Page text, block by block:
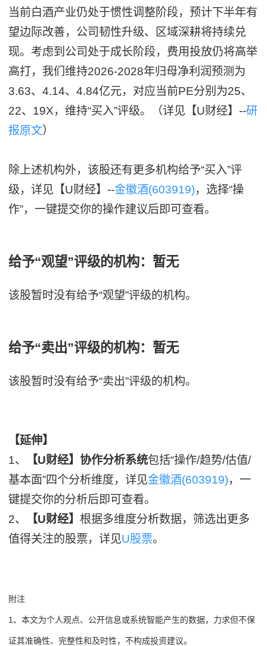
当前白酒产业仍处于惯性调整阶段，预计下半年有
望边际改善，公司韧性升级、区域深耕将持续兑
现。考虑到公司处于成长阶段，费用投放仍将高举
高打，我们维持2026-2028年归母净利润预测为
3.63、4.14、4.84亿元，对应当前PE分别为25、
22、19X，维持“买入”评级。（详见【U财经】--研
报原文）
除上述机构外，该股还有更多机构给予“买入”评
级，详见【U财经】--金徽酒(603919)，选择“操
作”，一键提交你的操作建议后即可查看。
给予“观望”评级的机构：暂无
该股暂时没有给予“观望”评级的机构。
给予“卖出”评级的机构：暂无
该股暂时没有给予“卖出”评级的机构。
【延伸】
1、
【U财经】协作分析系统包括“操作/趋势/估值/
基本面”四个分析维度，详见金徽酒(603919)，一
键提交你的分析后即可查看。
2、
【U财经】根据多维度分析数据，筛选出更多
值得关注的股票，详见U股票。
附注
1、本文为个人观点、公开信息或系统智能产生的数据，力求但不保
证其准确性、完整性和及时性，不构成投资建议。